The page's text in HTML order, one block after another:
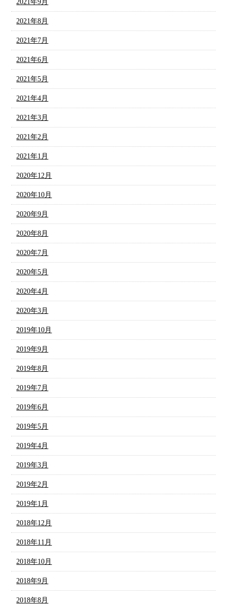
2021年9月
2021年8月
2021年7月
2021年6月
2021年5月
2021年4月
2021年3月
2021年2月
2021年1月
2020年12月
2020年10月
2020年9月
2020年8月
2020年7月
2020年5月
2020年4月
2020年3月
2019年10月
2019年9月
2019年8月
2019年7月
2019年6月
2019年5月
2019年4月
2019年3月
2019年2月
2019年1月
2018年12月
2018年11月
2018年10月
2018年9月
2018年8月